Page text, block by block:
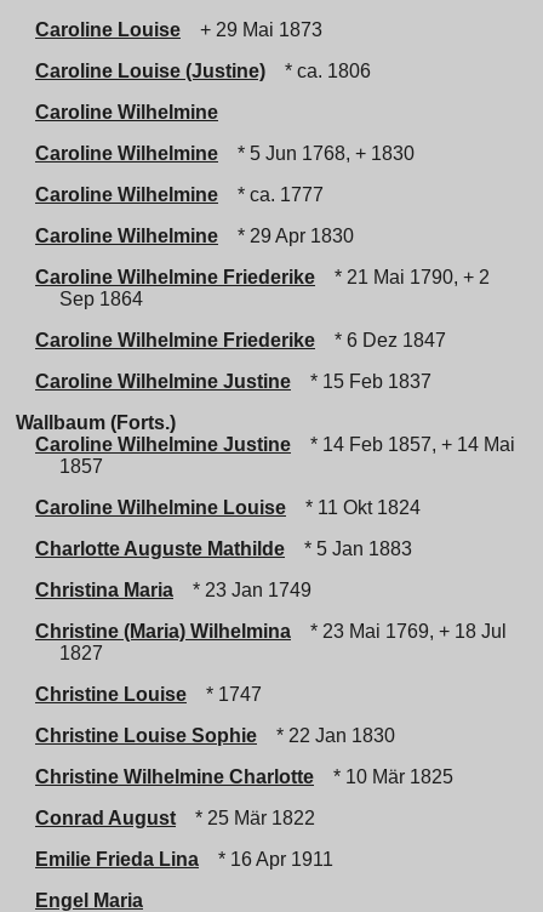
Caroline Louise
+ 29 Mai 1873
Caroline Louise (Justine)
* ca. 1806
Caroline Wilhelmine
Caroline Wilhelmine
* 5 Jun 1768, + 1830
Caroline Wilhelmine
* ca. 1777
Caroline Wilhelmine
* 29 Apr 1830
Caroline Wilhelmine Friederike
* 21 Mai 1790, + 2
Sep 1864
Caroline Wilhelmine Friederike
* 6 Dez 1847
Caroline Wilhelmine Justine
* 15 Feb 1837
Wallbaum (Forts.)
Caroline Wilhelmine Justine
* 14 Feb 1857, + 14 Mai
1857
Caroline Wilhelmine Louise
* 11 Okt 1824
Charlotte Auguste Mathilde
* 5 Jan 1883
Christina Maria
* 23 Jan 1749
Christine (Maria) Wilhelmina
* 23 Mai 1769, + 18 Jul
1827
Christine Louise
* 1747
Christine Louise Sophie
* 22 Jan 1830
Christine Wilhelmine Charlotte
* 10 Mär 1825
Conrad August
* 25 Mär 1822
Emilie Frieda Lina
* 16 Apr 1911
Engel Maria